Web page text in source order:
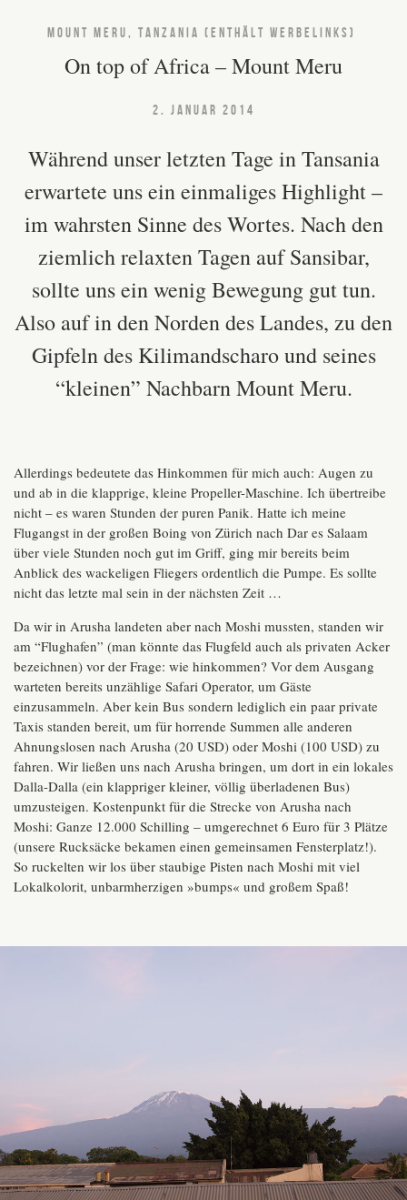
MOUNT MERU, TANZANIA (ENTHÄLT WERBELINKS)
On top of Africa – Mount Meru
2. JANUAR 2014
Während unser letzten Tage in Tansania
erwartete uns ein einmaliges Highlight –
im wahrsten Sinne des Wortes. Nach den
ziemlich relaxten Tagen auf Sansibar,
sollte uns ein wenig Bewegung gut tun.
Also auf in den Norden des Landes, zu den
Gipfeln des Kilimandscharound seines
“kleinen” Nachbarn Mount Meru.
Allerdings bedeutete das Hinkommen für mich auch: Augen zu
und ab in die klapprige, kleine Propeller-Maschine. Ich übertreibe
nicht – es waren Stunden der puren Panik. Hatte ich meine
Flugangst in der großen Boing von Zürich nach Dar es Salaam
über viele Stunden noch gut im Griff, ging mir bereits beim
Anblick des wackeligen Fliegers ordentlich die Pumpe. Es sollte
nicht das letzte mal sein in der nächsten Zeit …
Da wir in Arusha landeten aber nach Moshi mussten, standen wir
am “Flughafen” (man könnte das Flugfeld auch als privaten Acker
bezeichnen) vor der Frage: wie hinkommen? Vor dem Ausgang
warteten bereits unzählige Safari Operator, um Gäste
einzusammeln. Aber kein Bus sondern lediglich ein paar private
Taxis standen bereit, um für horrende Summen alle anderen
Ahnungslosen nach Arusha (20 USD) oder Moshi (100 USD) zu
fahren. Wir ließen uns nach Arusha bringen, um dort in ein lokales
Dalla-Dalla (ein klappriger kleiner, völlig überladenen Bus)
umzusteigen. Kostenpunkt für die Strecke von Arusha nach
Moshi: Ganze 12.000 Schilling – umgerechnet 6 Euro für 3 Plätze
(unsere Rucksäcke bekamen einen gemeinsamen Fensterplatz!).
So ruckelten wir los über staubige Pisten nach Moshi mit viel
Lokalkolorit, unbarmherzigen »bumps« und großem Spaß!